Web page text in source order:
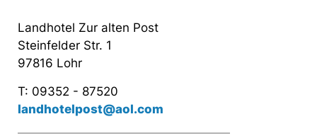
Landhotel Zur alten Post
Steinfelder Str. 1
97816 Lohr
T: 09352 - 87520
landhotelpost@aol.com